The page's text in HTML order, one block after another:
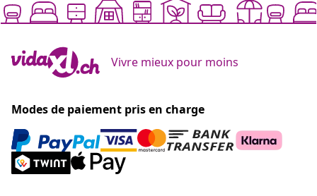
Vivre mieux pour moins
Modes de paiement pris en charge